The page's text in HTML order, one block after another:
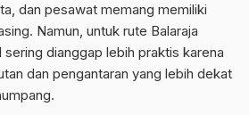
dan pesawat memang memiliki
Namun, untuk rute Balaraja
sering dianggap lebih praktis karena
dan pengantaran yang lebih dekat